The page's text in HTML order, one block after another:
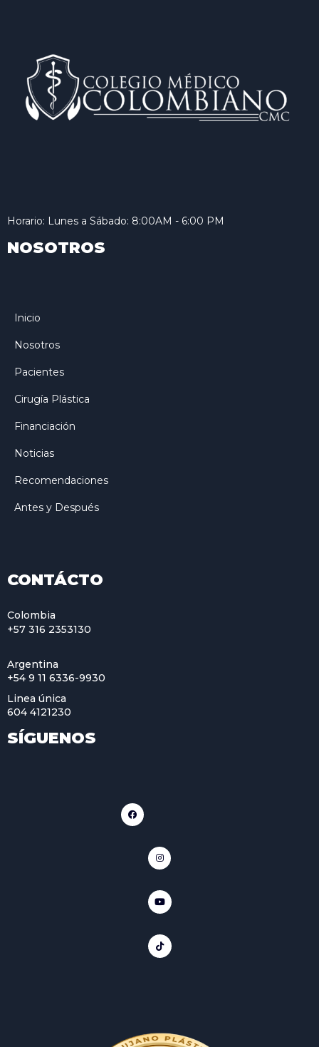
Horario: Lunes a Sábado: 8:00AM - 6:00 PM
NOSOTROS
Inicio
Nosotros
Pacientes
Cirugía Plástica
Financiación
Noticias
Recomendaciones
Antes y Después
CONTÁCTO
Colombia
+57 316 2353130
Argentina
+54 9 11 6336-9930
Linea única
604 4121230
SÍGUENOS